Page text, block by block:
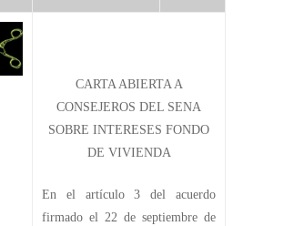
CARTA ABIERTA A
CONSEJEROS DEL SENA
SOBRE INTERESES FONDO
DE VIVIENDA
En el artículo 3 del acuerdo
firmado el 22 de septiembre de